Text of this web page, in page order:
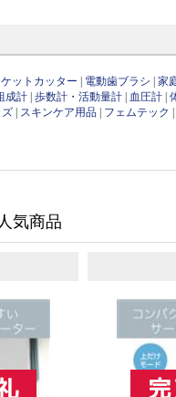
ットカッター 電動歯ブラシ |家
成計 |歩数計・活動量計 血圧計 |
ズ スキンケア用品 フェムテック
気商品